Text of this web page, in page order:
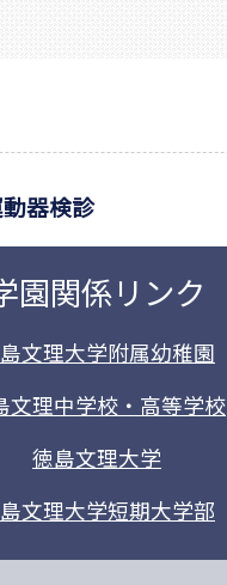
器検診
園関係リンク
文理大学附属幼稚園
文理中学校・高等学校
徳島文理大学
文理大学短期大学部